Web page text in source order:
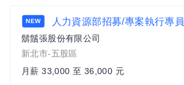
NEW 人力資源部招募/專案執行專員
鬍鬚張股份有限公司
新北市-五股區
月薪 33,000 至 36,000 元